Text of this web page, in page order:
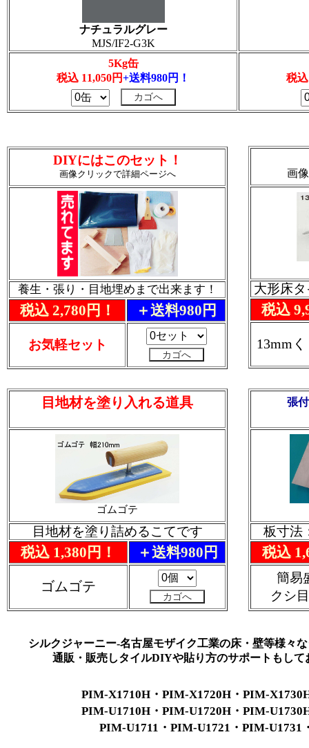
目地材を塗り入れる道具
ゴムゴテ
目地材を塗り詰めるこてです
税込 1,380円！ ＋送料980円
ゴムゴテ
張
板寸法
税込
簡易
クシ
DIYにはこのセット！
画像クリックで詳細ページへ
養生・張り・目地埋めまで出来ます！
税込 2,780円！ ＋送料980円
お気軽セット
シルクジャーニー-名古屋モザイク工業の床・壁等様々
通販・販売しタイルDIYや貼り方のサポートもして
PIM-X1710H・PIM-X1720H・PIM-
PIM-U1710H・PIM-U1720H・PIM-
PIM-U1711・PIM-U1721・PIM-U1731
画
大形床
税込
13mm
ナチュラルグレー
MJS/IF2-G3K
5Kg缶
税込 11,050円+送料980円！ 税